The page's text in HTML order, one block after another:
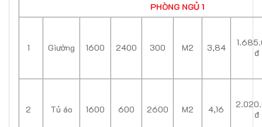
PHÒNG NGỦ 1
1 Giường 1600 2400 300 M2 3,84
đ
2 Tủ áo 1600 600 2600 M2 4,16
đ